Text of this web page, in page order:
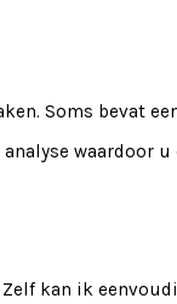
Soms bevat
waardoor
kan ik